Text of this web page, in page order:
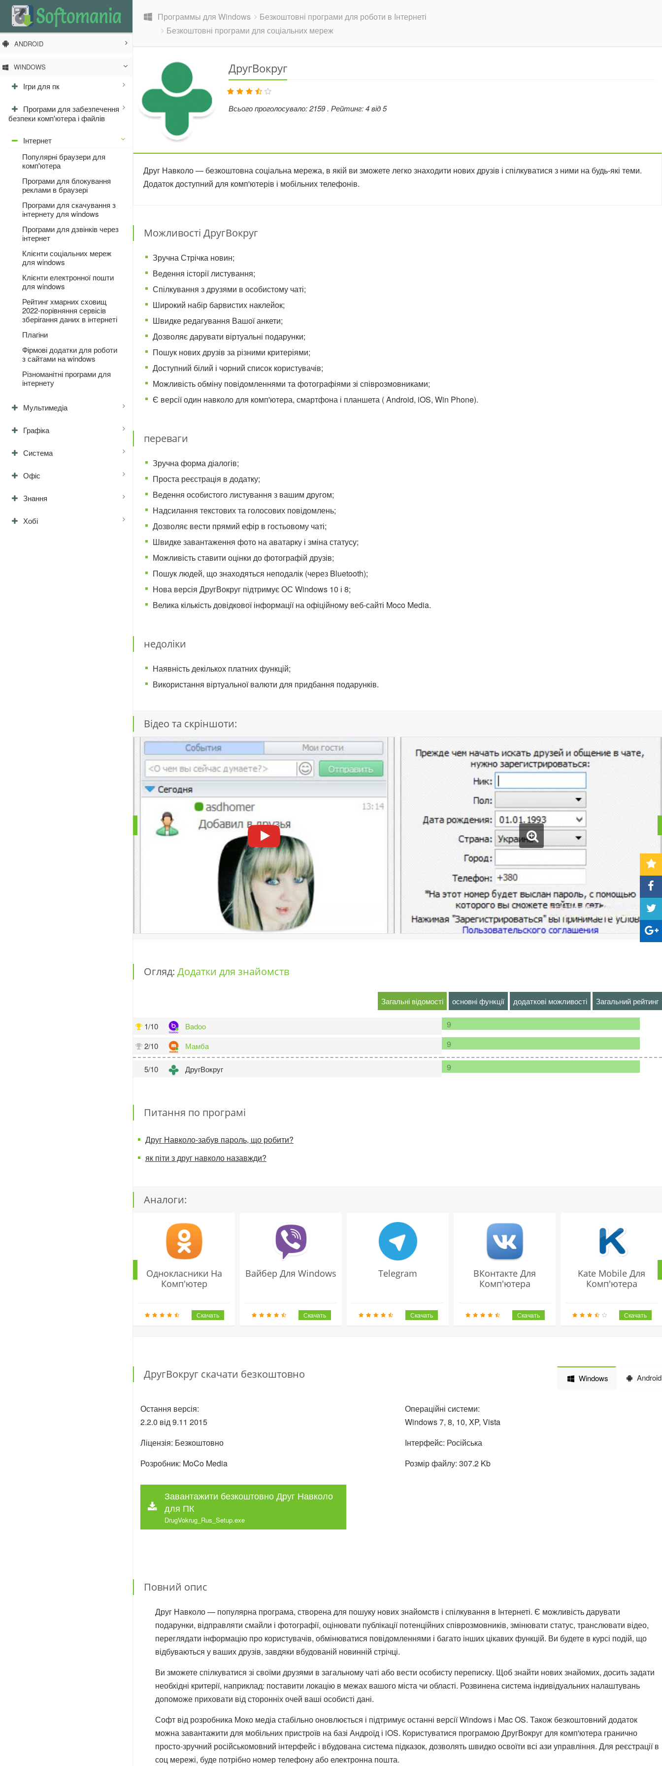
Программы для Windows
Безкоштовні програми для роботи в Інтернеті
Безкоштовні програми для соціальних мереж
ДругВокруг
Всього проголосувало:2159. Рейтинг:4від5
Друг Навколо — безкоштовна соціальна мережа, в якій ви зможете легко знаходити нових друзів і спілкуватися з ними на будь-які теми.
Додаток доступний для комп'ютерів і мобільних телефонів.
Можливості ДругВокруг
Зручна Стрічка новин;
Ведення історії листування;
Спілкування з друзями в особистому чаті;
Широкий набір барвистих наклейок;
Швидке редагування Вашої анкети;
Дозволяє дарувати віртуальні подарунки;
Пошук нових друзів за різними критеріями;
Доступний білий і чорний список користувачів;
Можливість обміну повідомленнями та фотографіями зі співрозмовниками;
Є версії один навколо для комп'ютера, смартфона і планшета ( Android, iOS, Win Phone).
переваги
Зручна форма діалогів;
Проста реєстрація в додатку;
Ведення особистого листування з вашим другом;
Надсилання текстових та голосових повідомлень;
Дозволяє вести прямий ефір в гостьовому чаті;
Швидке завантаження фото на аватарку і зміна статусу;
Можливість ставити оцінки до фотографій друзів;
Пошук людей, що знаходяться неподалік (через Bluetooth);
Нова версія ДругВокруг підтримує ОС Windows 10 і 8;
Велика кількість довідкової інформації на офіційному веб-сайті Moco Media.
недоліки
Наявність декількох платних функцій;
Використання віртуальної валюти для придбання подарунків.
Відео та скріншоти:
Огляд: Додатки для знайомств
Загальні відомості основні функції додаткові можливості Загальний рейтинг
1/10
Badoo
2/10
Мамба
5/10 ДругВокруг
9
9
9
Питання по програмі
Друг Навколо-забув пароль, що робити?
як піти з друг навколо назавжди?
Аналоги:
Однокласники На
Комп'ютер
Вайбер Для Windows Telegram
ВКонтакте Для
Комп'ютера
Kate Mobile Для
Комп'ютера
ДругВокруг скачати безкоштовно Windows Android
Остання версія:
2.2.0 від9.11 2015
Ліцензія: Безкоштовно
Розробник: MoCo Media
Операційні системи:
Windows 7, 8, 10, XP, Vista
Інтерфейс: Російська
Розмір файлу: 307.2 Kb
Завантажити безкоштовно Друг Навколо
для ПК
DrugVokrug_Rus_Setup.exe
Повний опис
Друг Навколо — популярна програма, створена для пошуку нових знайомств і спілкування в Інтернеті. Є можливість дарувати
подарунки, відправляти смайли і фотографії, оцінювати публікації потенційних співрозмовників, змінювати статус, транслювати відео,
переглядати інформацію про користувачів, обмінюватися повідомленнями і багато інших цікавих функцій. Ви будете в курсі подій, що
відбуваються у ваших друзів, завдяки вбудованій новинній стрічці.
Ви зможете спілкуватися зі своїми друзями в загальному чаті або вести особисту переписку. Щоб знайти нових знайомих, досить задати
необхідні критерії, наприклад: поставити локацію в межах вашого міста чи області. Розвинена система індивідуальних налаштувань
допоможе приховати від сторонніх очей ваші особисті дані.
Софт від розробника Моко медіа стабільно оновлюється і підтримує останні версії Windows і Mac OS. Також безкоштовний додаток
можна завантажити для мобільних пристроїв на базі Андроїд і iOS. Користуватися програмою ДругВокруг для комп'ютера гранично
просто-зручний російськомовний інтерфейс і вбудована система підказок, дозволять швидко освоїти всі ази управління. Для реєстрації в
соц мережі, буде потрібно номер телефону або електронна пошта.
ANDROID
WINDOWS
Ігри для пк
Програми для забезпечення
безпеки комп'ютера і файлів
Інтернет
Популярні браузери для
комп'ютера
Програми для блокування
реклами в браузері
Програми для скачування з
інтернету для windows
Програми для дзвінків через
інтернет
Клієнти соціальних мереж
для windows
Клієнти електронної пошти
для windows
Рейтинг хмарних сховищ
2022-порівняння сервісів
зберігання даних в інтернеті
Плагіни
Фірмові додатки для роботи
з сайтами на windows
Різноманітні програми для
інтернету
Мультимедіа
Графіка
Система
Офіс
Знання
Хобі